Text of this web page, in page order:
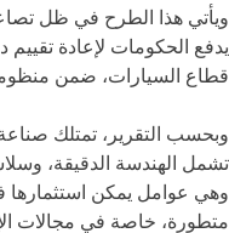
ويأتي هذا الطرح في ظل
يدفع الحكومات لإعادة تقييم
قطاع السيارات، ضمن
وبحسب التقرير، تمتلك
تشمل الهندسة الدقيقة،
وهي عوامل يمكن استثمارها
متطورة، خاصة في مجالات